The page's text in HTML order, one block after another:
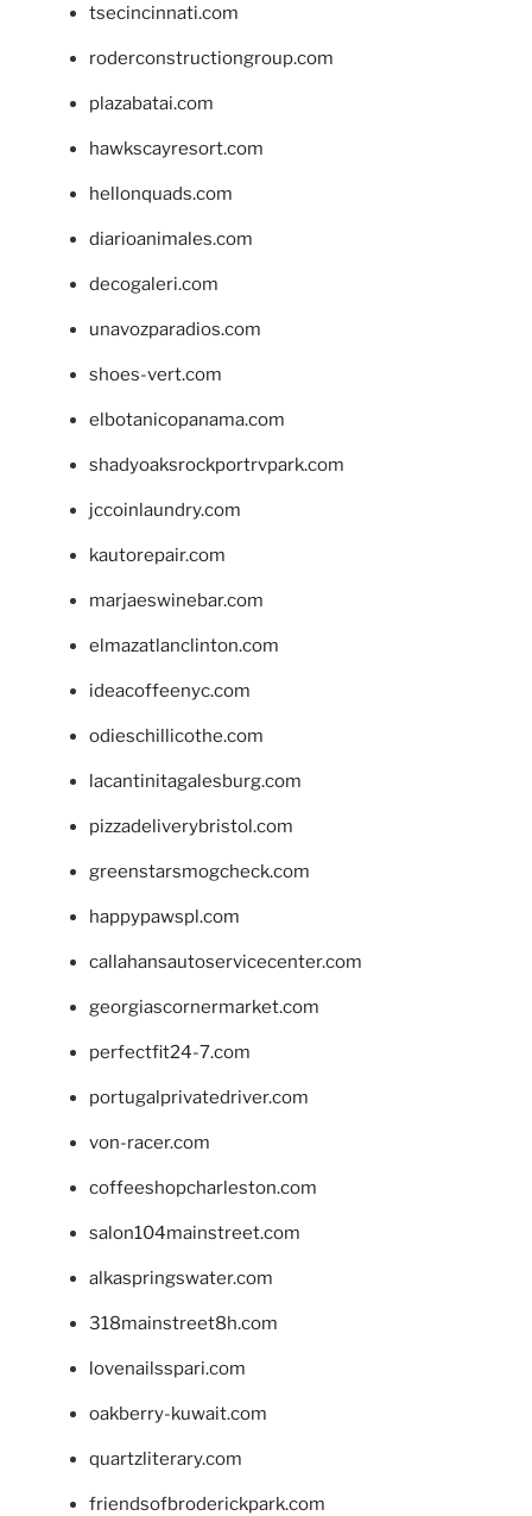
tsecincinnati.com
roderconstructiongroup.com
plazabatai.com
hawkscayresort.com
hellonquads.com
diarioanimales.com
decogaleri.com
unavozparadios.com
shoes-vert.com
elbotanicopanama.com
shadyoaksrockportrvpark.com
jccoinlaundry.com
kautorepair.com
marjaeswinebar.com
elmazatlanclinton.com
ideacoffeenyc.com
odieschillicothe.com
lacantinitagalesburg.com
pizzadeliverybristol.com
greenstarsmogcheck.com
happypawspl.com
callahansautoservicecenter.com
georgiascornermarket.com
perfectfit24-7.com
portugalprivatedriver.com
von-racer.com
coffeeshopcharleston.com
salon104mainstreet.com
alkaspringswater.com
318mainstreet8h.com
lovenailsspari.com
oakberry-kuwait.com
quartzliterary.com
friendsofbroderickpark.com